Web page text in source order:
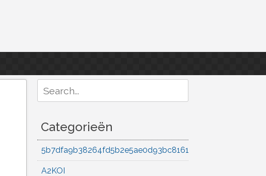
for:
Categorieën
5b7dfa9b38264fd5b2e5ae0d93bc8161
A2KOI